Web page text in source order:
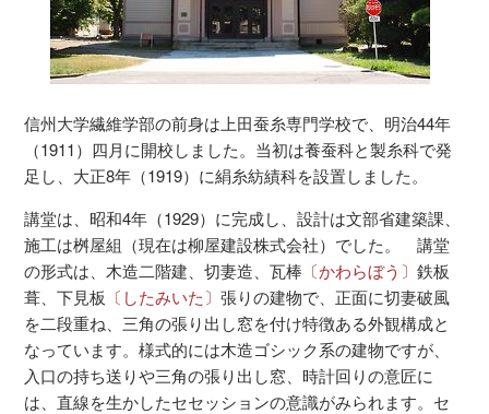
信州大学繊維学部の前身は上田蚕糸専門学校で、明治44年
（1911）四月に開校しました。当初は養蚕科と製糸科で発
足し、大正8年（1919）に絹糸紡績科を設置しました。
講堂は、昭和4年（1929）に完成し、設計は文部省建築課、
施工は桝屋組（現在は柳屋建設株式会社）でした。 講堂
の形式は、木造二階建、切妻造、瓦棒 〔かわらぼう〕鉄板
葺、下見板 〔したみいた〕張りの建物で、正面に切妻破風
を二段重ね、三角の張り出し窓を付け特徴ある外観構成と
なっています。様式的には木造ゴシック系の建物ですが、
入口の持ち送りや三角の張り出し窓、時計回りの意匠に
は、直線を生かしたセセッションの意識がみられます。セ